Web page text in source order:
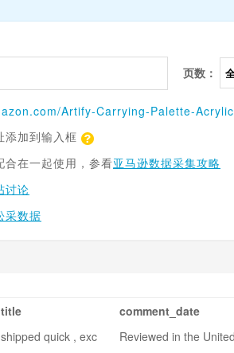
页数：
添加到输入框
在一起使用，参看亚马逊数据采集攻略
讨论
采数据
title comment_date
shipped quick , exc
Reviewed in the